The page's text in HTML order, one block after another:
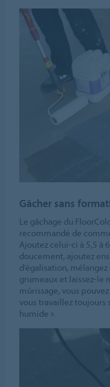
Gâcher sans
Le gâchage du
recommandé de
Ajoutez celui-ci à 5,5 à
doucement, ajoutez
d’égalisation,
grumeaux et laissez-le
mûrissage, vous
vous travaillez toujours
humide ».